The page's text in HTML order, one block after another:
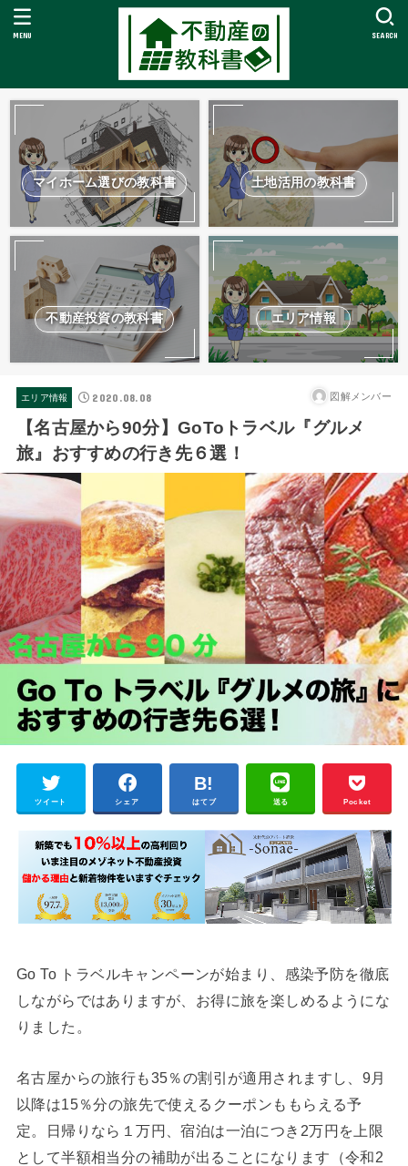
SEARCH
MENU
マイホーム選びの教科書 土地活用の教科書
不動産投資の教科書 エリア情報
エリア情報 2020.08.08 図解メンバー
【名古屋から90分】GoToトラベル『グルメ
旅』おすすめの行き先６選！
ツイート シェア はてブ 送る Pocket
Go To トラベルキャンペーンが始まり、感染予防を徹底
しながらではありますが、お得に旅を楽しめるようにな
りました。
名古屋からの旅行も35％の割引が適用されますし、9月
以降は15％分の旅先で使えるクーポンももらえる予
定。日帰りなら１万円、宿泊は一泊につき2万円を上限
として半額相当分の補助が出ることになります（令和2